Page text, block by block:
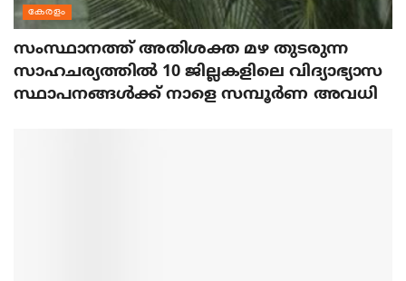
കേരളം
സംസ്ഥാനത്ത് അതിശക്ത മഴ തുടരുന്ന
സാഹചര്യത്തിൽ 10 ജില്ലകളിലെ വിദ്യാഭ്യാസ
സ്ഥാപനങ്ങൾക്ക് നാളെ സമ്പൂർണ അവധി